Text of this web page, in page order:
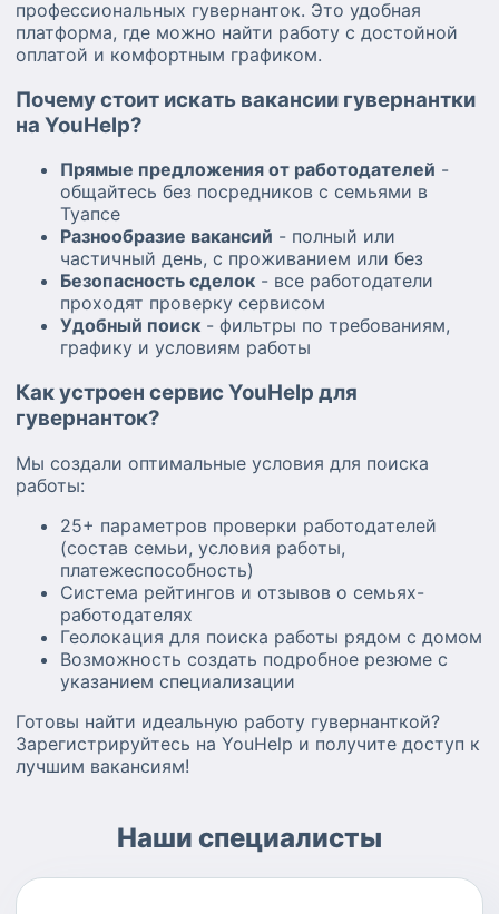
профессиональных гувернанток. Это удобная
платформа, где можно найти работу с достойной
оплатой и комфортным графиком.
Почему стоит искать вакансии гувернантки
на YouHelp?
Прямые предложения от работодателей -
общайтесь без посредников с семьями в
Туапсе
Разнообразие вакансий - полный или
частичный день, с проживанием или без
Безопасность сделок - все работодатели
проходят проверку сервисом
Удобный поиск - фильтры по требованиям,
графику и условиям работы
Как устроен сервис YouHelp для
гувернанток?
Мы создали оптимальные условия для поиска
работы:
25+ параметров проверки работодателей
(состав семьи, условия работы,
платежеспособность)
Система рейтингов и отзывов о семьях-
работодателях
Геолокация для поиска работы рядом с домом
Возможность создать подробное резюме с
указанием специализации
Готовы найти идеальную работу гувернанткой?
Зарегистрируйтесь на YouHelp и получите доступ к
лучшим вакансиям!
Наши специалисты